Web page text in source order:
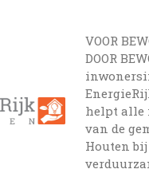
VOOR
DOOR
helpt alle
van de
Houten